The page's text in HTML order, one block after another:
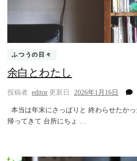
ふつうの日々
余白とわたし
投稿者: editor 更新日: 2026年1月16日
本当は年末にさっぱりと 終わらせたか
帰ってきて 台所にちょ …